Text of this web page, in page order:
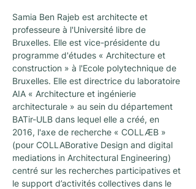
Samia Ben Rajeb est architecte et
professeure à l'Université libre de
Bruxelles. Elle est vice-présidente du
programme d'études « Architecture et
construction » à l'Ecole polytechnique de
Bruxelles. Elle est directrice du laboratoire
AIA « Architecture et ingénierie
architecturale » au sein du département
BATir-ULB dans lequel elle a créé, en
2016, l'axe de recherche « COLLÆB »
(pour COLLABorative Design and digital
mediations in Architectural Engineering)
centré sur les recherches participatives et
le support d’activités collectives dans le